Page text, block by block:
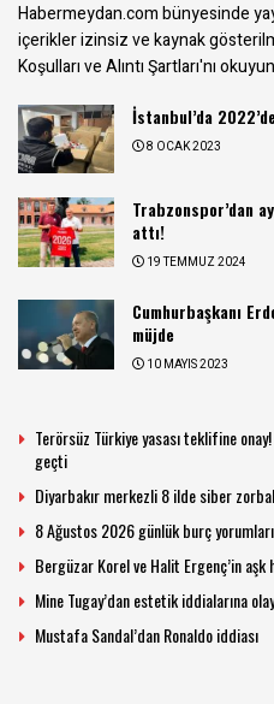
Habermeydan.com bünyesinde
içerikler izinsiz ve kaynak
Koşulları ve Alıntı Şartları'nı
İstanbul’da
8 OCAK 2023
Trabzonspor’dan
attı!
19 TEMMUZ 2024
Cumhurbaşkanı
müjde
10 MAYIS 2023
Terörsüz Türkiye yasası teklifine
geçti
Diyarbakır merkezli 8 ilde siber
8 Ağustos 2026 günlük burç yorumları
Bergüzar Korel ve Halit Ergenç’in
Mine Tugay’dan estetik iddialarına
Mustafa Sandal’dan Ronaldo iddiası